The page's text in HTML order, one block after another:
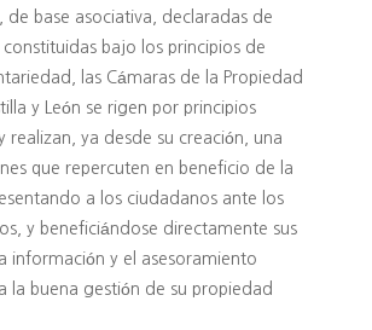
de base asociativa, declaradas de
constituidas bajo los principios de
las Cámaras de la Propiedad
y León se rigen por principios
realizan, ya desde su creación, una
que repercuten en beneficio de la
a los ciudadanos ante los
y beneficiándose directamente sus
información y el asesoramiento
la buena gestión de su propiedad